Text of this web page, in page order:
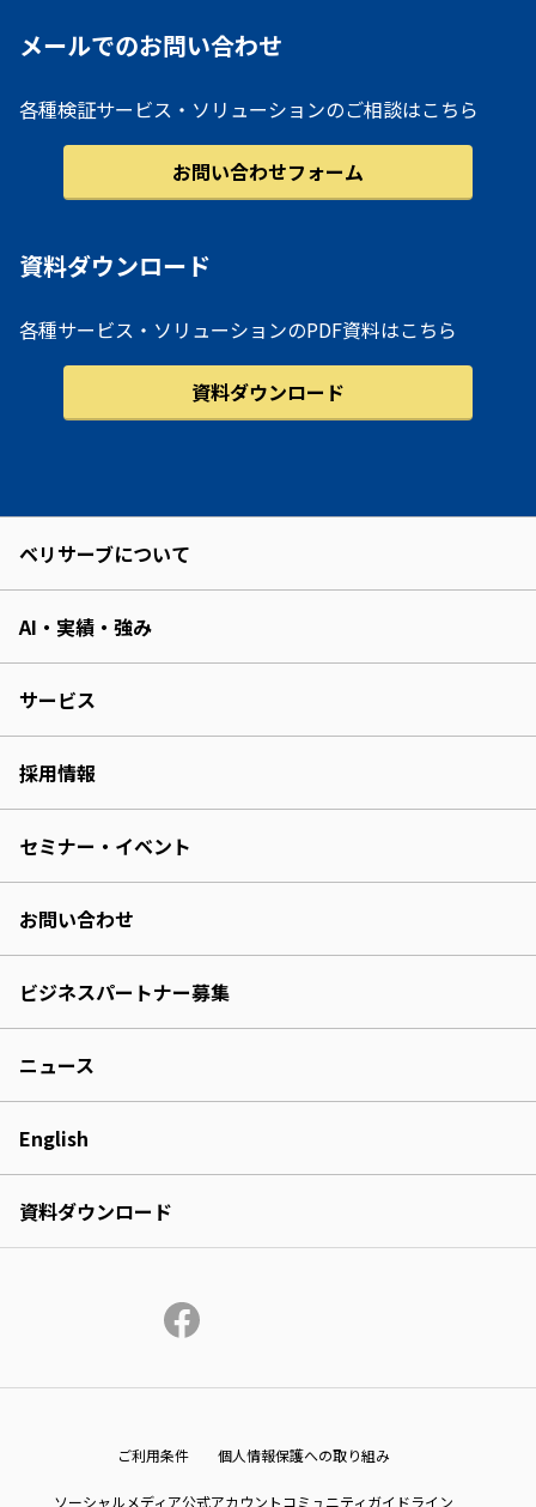
メールでのお問い合わせ
各種検証サービス・ソリューションのご相談はこちら
お問い合わせフォーム
資料ダウンロード
各種サービス・ソリューションのPDF資料はこちら
資料ダウンロード
ベリサーブについて
AI・実績・強み
サービス
採用情報
セミナー・イベント
お問い合わせ
ビジネスパートナー募集
ニュース
English
資料ダウンロード
ご利用条件 個人情報保護への取り組み
ソーシャルメディア公式アカウントコミュニティガイドライン